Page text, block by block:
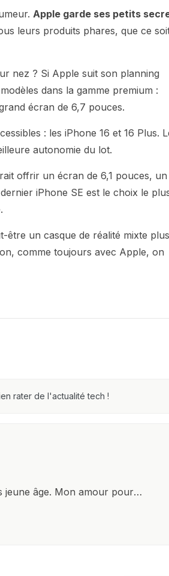
Apple garde ses petits
leurs produits phares, que ce
nez ? Si Apple suit son planning
dans la gamme premium :
écran de 6,7 pouces.
: les iPhone 16 et 16 Plus.
autonomie du lot.
offrir un écran de 6,1 pouces, un
iPhone SE est le choix le
être un casque de réalité mixte plus
comme toujours avec Apple, on
rater de l'actualité tech !
jeune âge. Mon amour pour
les dernières avancées dans